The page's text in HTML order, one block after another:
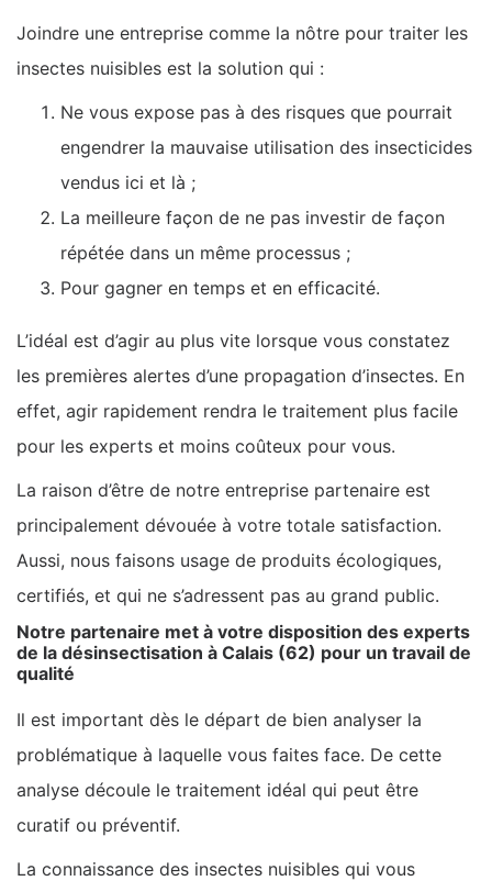
Joindre une entreprise comme la nôtre pour traiter les
insectes nuisibles est la solution qui :
Ne vous expose pas à des risques que pourrait
engendrer la mauvaise utilisation des insecticides
vendus ici et là ;
La meilleure façon de ne pas investir de façon
répétée dans un même processus ;
Pour gagner en temps et en efficacité.
L’idéal est d’agir au plus vite lorsque vous constatez
les premières alertes d’une propagation d’insectes. En
effet, agir rapidement rendra le traitement plus facile
pour les experts et moins coûteux pour vous.
La raison d’être de notre entreprise partenaire est
principalement dévouée à votre totale satisfaction.
Aussi, nous faisons usage de produits écologiques,
certifiés, et qui ne s’adressent pas au grand public.
Notre partenaire met à votre disposition des experts
de la désinsectisation à Calais (62) pour un travail de
qualité
Il est important dès le départ de bien analyser la
problématique à laquelle vous faites face. De cette
analyse découle le traitement idéal qui peut être
curatif ou préventif.
La connaissance des insectes nuisibles qui vous